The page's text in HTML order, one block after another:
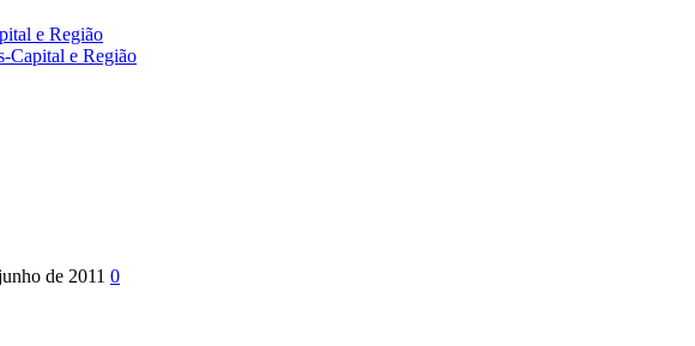
e Região
Capital e Região
de 2011 0